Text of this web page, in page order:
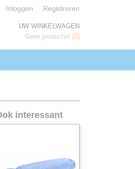
Inloggen Registreren
UW WINKELWAGEN
Geen producten (0)
interessant